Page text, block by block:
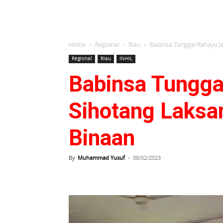
Home Regional Riau Babinsa Tunggal Rahayu
Regional Riau INHIL
Babinsa
Sihotang
Binaan
By Muhammad Yusuf - 08/02/2023